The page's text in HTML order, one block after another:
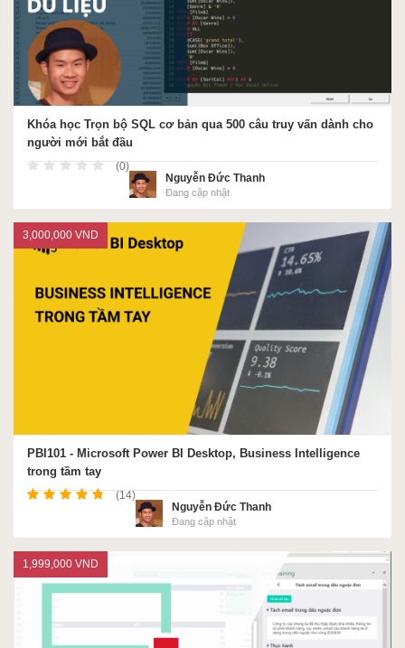
Khóa học Trọn bộ SQL cơ bản qua 500 câu truy vấn dành cho
người mới bắt đầu
(0)
Nguyễn Đức Thanh
Đang cập nhật
PBI101 - Microsoft Power BI Desktop, Business Intelligence
trong tầm tay
(14)
Nguyễn Đức Thanh
Đang cập nhật
3,000,000 VND
1,999,000 VND